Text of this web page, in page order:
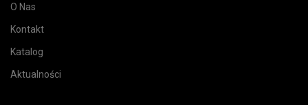
O Nas
Kontakt
Katalog
Aktualności